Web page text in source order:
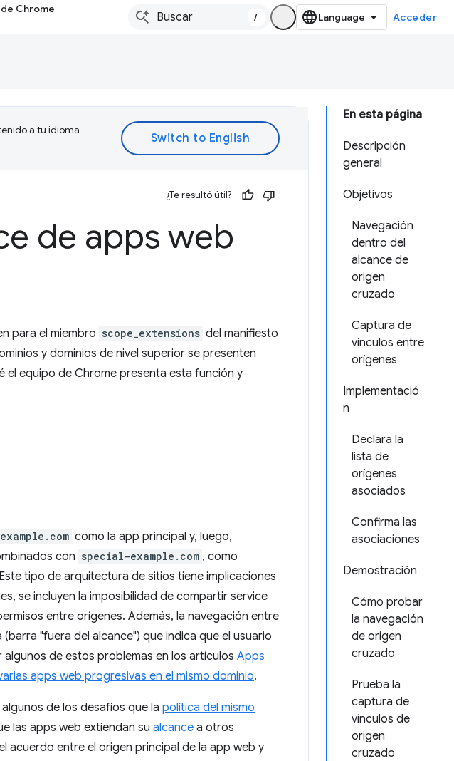
Chrome
/ Acceder
En esta página
Descripción
general
Objetivos
Navegación
dentro del
alcance de
origen
cruzado
Captura de
vínculos entre
orígenes
Implementació
n
Declara la
lista de
orígenes
asociados
Confirma las
asociaciones
Demostración
Cómo probar
la navegación
de origen
cruzado
Prueba la
captura de
vínculos de
origen
cruzado
a tu idioma
¿Te resultó útil?
de apps web
para el miembro scope_extensions del manifiesto
y dominios de nivel superior se presenten
el equipo de Chrome presenta esta función y
example.com como la app principal y, luego,
con special-example.com , como
tipo de arquitectura de sitios tiene implicaciones
se incluyen la imposibilidad de compartir service
entre orígenes. Además, la navegación entre
"fuera del alcance") que indica que el usuario
algunos de estos problemas en los artículos Apps
apps web progresivas en el mismo dominio.
de los desafíos que la política del mismo
las apps web extiendan su alcance a otros
acuerdo entre el origen principal de la app web y